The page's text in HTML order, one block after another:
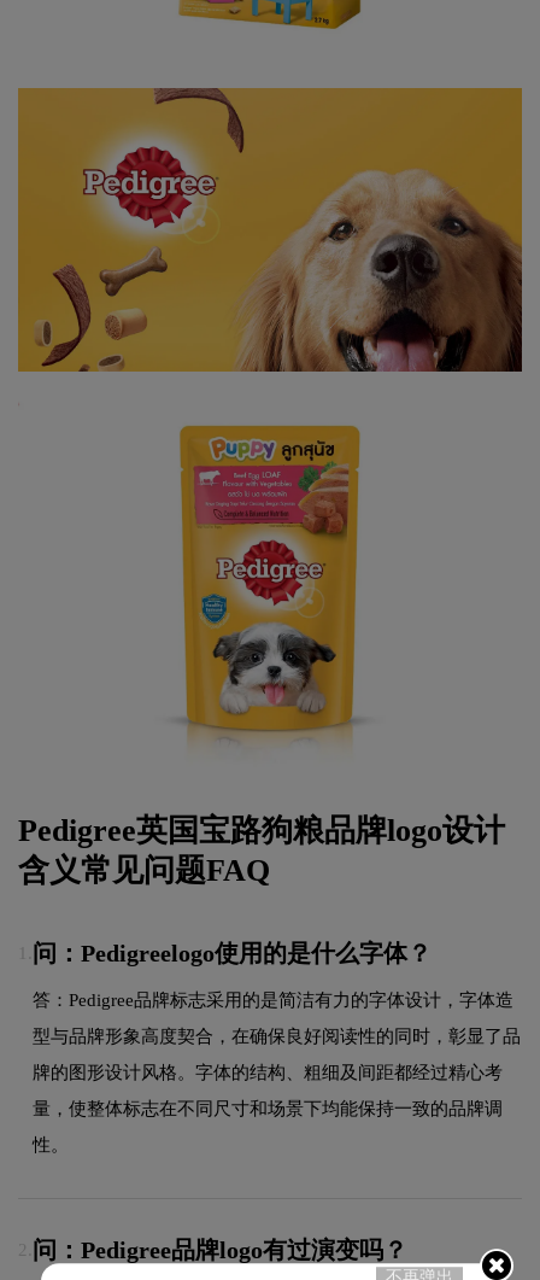
Pedigree英国宝路狗粮品牌logo设计
含义常见问题FAQ
问：Pedigreelogo使用的是什么字体？
答：Pedigree品牌标志采用的是简洁有力的字体设计，字体造
型与品牌形象高度契合，在确保良好阅读性的同时，彰显了品
牌的图形设计风格。字体的结构、粗细及间距都经过精心考
量，使整体标志在不同尺寸和场景下均能保持一致的品牌调
性。
2. 问：Pedigree品牌logo有过演变吗？